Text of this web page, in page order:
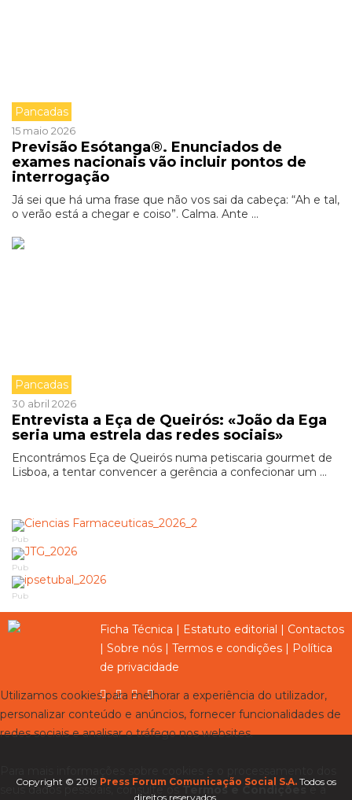
Pancadas
15 maio 2026
Previsão Esótanga®. Enunciados de
exames nacionais vão incluir pontos de
interrogação
Já sei que há uma frase que não vos sai da cabeça: “Ah e tal,
o verão está a chegar e coiso”. Calma. Ante ...
Pancadas
30 abril 2026
Entrevista a Eça de Queirós: «João da Ega
seria uma estrela das redes sociais»
Encontrámos Eça de Queirós numa petiscaria gourmet de
Lisboa, a tentar convencer a gerência a confecionar um ...
Pub
Pub
Pub
Ficha Técnica | Estatuto editorial | Contactos
| Sobre nós | Termos e condições | Política
de privacidade
Copyright © 2019 Press Forum Comunicação Social S.A. Todos os
direitos reservados.
Utilizamos cookies para melhorar a experiência do utilizador,
personalizar conteúdo e anúncios, fornecer funcionalidades de
redes sociais e analisar o tráfego nos websites.
seus dados pessoais, consulte osTermos e Condiçõese a